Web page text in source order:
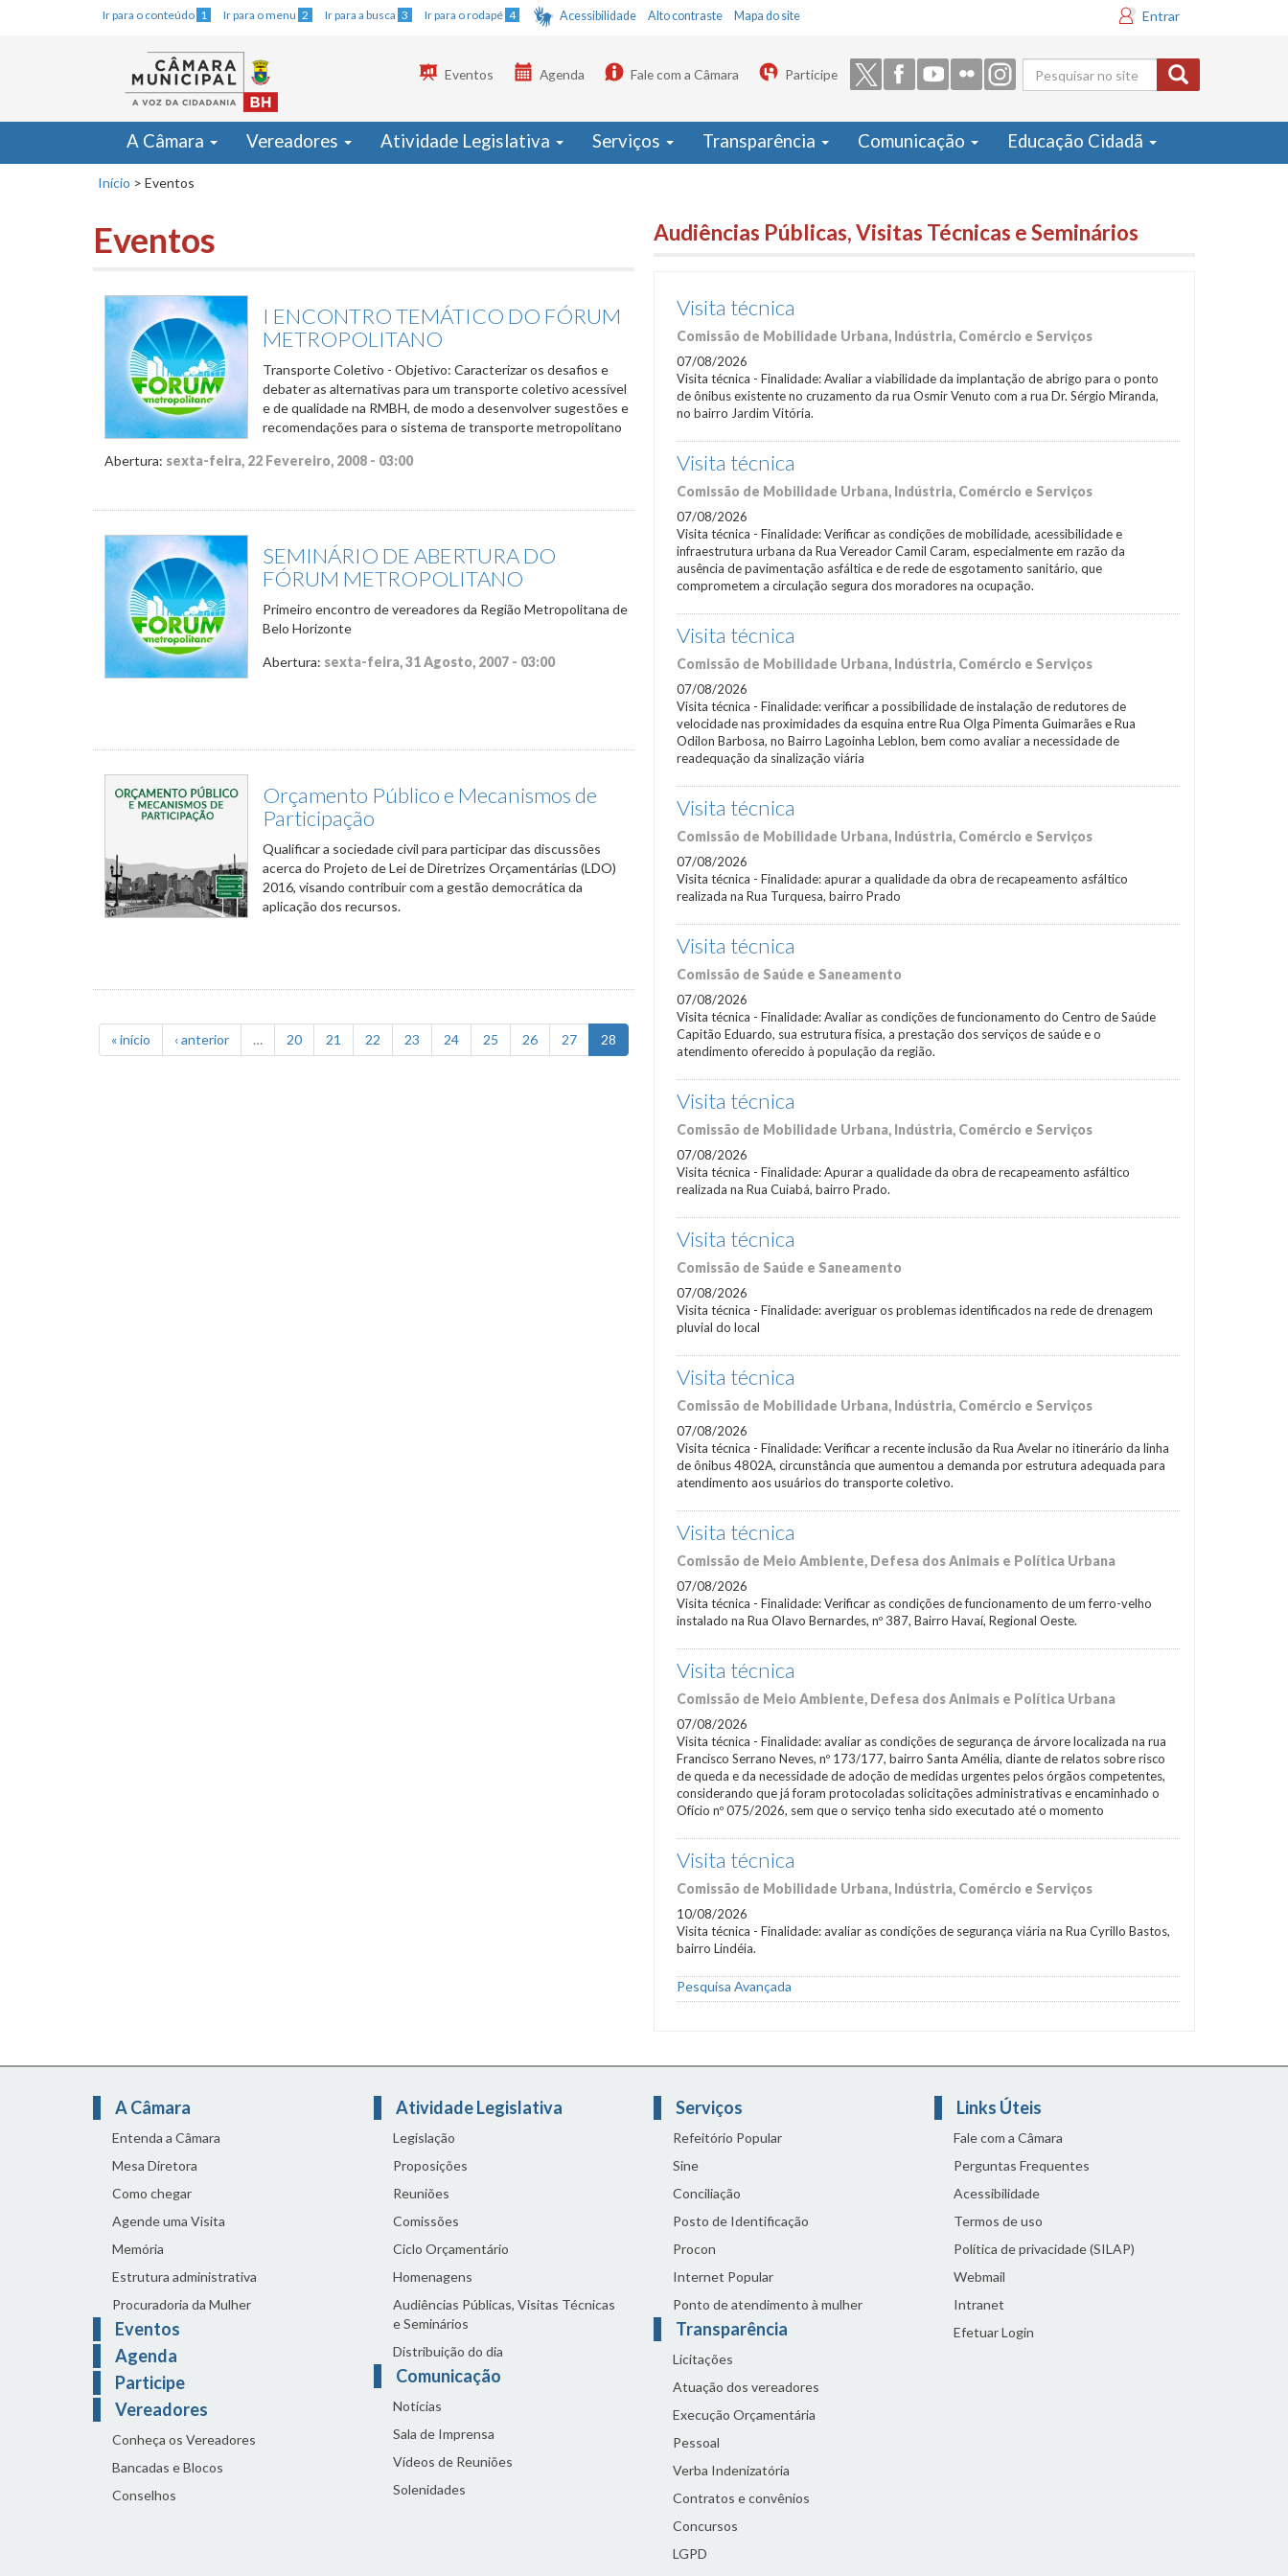
Ir para o conteúdo 1 Ir para o menu 2 Ir para a busca 3 Ir para o rodapé 4 Acessibilidade Alto contraste Mapa do site Entrar
Formulário
de busca
Eventos Agenda Fale com a Câmara Participe
A Câmara Vereadores Atividade Legislativa Serviços Transparência Comunicação Educação Cidadã
Início > Eventos
Eventos
I ENCONTRO TEMÁTICO DO FÓRUM
METROPOLITANO
Transporte Coletivo - Objetivo: Caracterizar os desafios e
debater as alternativas para um transporte coletivo acessível
e de qualidade na RMBH, de modo a desenvolver sugestões e
recomendações para o sistema de transporte metropolitano
Abertura: sexta-feira, 22 Fevereiro, 2008 - 03:00
SEMINÁRIO DE ABERTURA DO
FÓRUM METROPOLITANO
Primeiro encontro de vereadores da Região Metropolitana de
Belo Horizonte
Abertura: sexta-feira, 31 Agosto, 2007 - 03:00
Orçamento Público e Mecanismos de
Participação
Qualificar a sociedade civil para participar das discussões
acerca do Projeto de Lei de Diretrizes Orçamentárias (LDO)
2016, visando contribuir com a gestão democrática da
aplicação dos recursos.
« início ‹ anterior … 20 21 22 23 24 25 26 27 28
Audiências Públicas, Visitas Técnicas e Seminários
Visita técnica
Comissão de Mobilidade Urbana, Indústria, Comércio e Serviços
07/08/2026
Visita técnica - Finalidade: Avaliar a viabilidade da implantação de abrigo para o ponto
de ônibus existente no cruzamento da rua Osmir Venuto com a rua Dr. Sérgio Miranda,
no bairro Jardim Vitória.
Visita técnica
Comissão de Mobilidade Urbana, Indústria, Comércio e Serviços
07/08/2026
Visita técnica - Finalidade: Verificar as condições de mobilidade, acessibilidade e
infraestrutura urbana da Rua Vereador Camil Caram, especialmente em razão da
ausência de pavimentação asfáltica e de rede de esgotamento sanitário, que
comprometem a circulação segura dos moradores na ocupação.
Visita técnica
Comissão de Mobilidade Urbana, Indústria, Comércio e Serviços
07/08/2026
Visita técnica - Finalidade: verificar a possibilidade de instalação de redutores de
velocidade nas proximidades da esquina entre Rua Olga Pimenta Guimarães e Rua
Odilon Barbosa, no Bairro Lagoinha Leblon, bem como avaliar a necessidade de
readequação da sinalização viária
Visita técnica
Comissão de Mobilidade Urbana, Indústria, Comércio e Serviços
07/08/2026
Visita técnica - Finalidade: apurar a qualidade da obra de recapeamento asfáltico
realizada na Rua Turquesa, bairro Prado
Visita técnica
Comissão de Saúde e Saneamento
07/08/2026
Visita técnica - Finalidade: Avaliar as condições de funcionamento do Centro de Saúde
Capitão Eduardo, sua estrutura física, a prestação dos serviços de saúde e o
atendimento oferecido à população da região.
Visita técnica
Comissão de Mobilidade Urbana, Indústria, Comércio e Serviços
07/08/2026
Visita técnica - Finalidade: Apurar a qualidade da obra de recapeamento asfáltico
realizada na Rua Cuiabá, bairro Prado.
Visita técnica
Comissão de Saúde e Saneamento
07/08/2026
Visita técnica - Finalidade: averiguar os problemas identificados na rede de drenagem
pluvial do local
Visita técnica
Comissão de Mobilidade Urbana, Indústria, Comércio e Serviços
07/08/2026
Visita técnica - Finalidade: Verificar a recente inclusão da Rua Avelar no itinerário da linha
de ônibus 4802A, circunstância que aumentou a demanda por estrutura adequada para
atendimento aos usuários do transporte coletivo.
Visita técnica
Comissão de Meio Ambiente, Defesa dos Animais e Política Urbana
07/08/2026
Visita técnica - Finalidade: Verificar as condições de funcionamento de um ferro-velho
instalado na Rua Olavo Bernardes, nº 387, Bairro Havaí, Regional Oeste.
Visita técnica
Comissão de Meio Ambiente, Defesa dos Animais e Política Urbana
07/08/2026
Visita técnica - Finalidade: avaliar as condições de segurança de árvore localizada na rua
Francisco Serrano Neves, nº 173/177, bairro Santa Amélia, diante de relatos sobre risco
de queda e da necessidade de adoção de medidas urgentes pelos órgãos competentes,
considerando que já foram protocoladas solicitações administrativas e encaminhado o
Ofício nº 075/2026, sem que o serviço tenha sido executado até o momento
Visita técnica
Comissão de Mobilidade Urbana, Indústria, Comércio e Serviços
10/08/2026
Visita técnica - Finalidade: avaliar as condições de segurança viária na Rua Cyrillo Bastos,
bairro Lindéia.
Pesquisa Avançada
A Câmara
Entenda a Câmara
Mesa Diretora
Como chegar
Agende uma Visita
Memória
Estrutura administrativa
Procuradoria da Mulher
Eventos
Agenda
Participe
Vereadores
Conheça os Vereadores
Bancadas e Blocos
Conselhos
Atividade Legislativa
Legislação
Proposições
Reuniões
Comissões
Ciclo Orçamentário
Homenagens
Audiências Públicas, Visitas Técnicas
e Seminários
Distribuição do dia
Comunicação
Notícias
Sala de Imprensa
Vídeos de Reuniões
Solenidades
Serviços
Refeitório Popular
Sine
Conciliação
Posto de Identificação
Procon
Internet Popular
Ponto de atendimento à mulher
Transparência
Licitações
Atuação dos vereadores
Execução Orçamentária
Pessoal
Verba Indenizatória
Contratos e convênios
Concursos
LGPD
Links Úteis
Fale com a Câmara
Perguntas Frequentes
Acessibilidade
Termos de uso
Política de privacidade (SILAP)
Webmail
Intranet
Efetuar Login